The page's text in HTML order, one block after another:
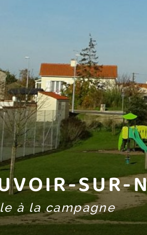
SUR-
à la campagne